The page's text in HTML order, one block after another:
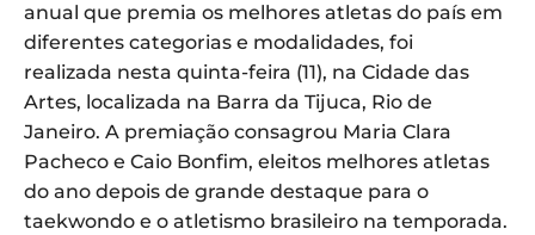
anual que premia os melhores atletas do país em
diferentes categorias e modalidades, foi
realizada nesta quinta-feira (11), na Cidade das
Artes, localizada na Barra da Tijuca, Rio de
Janeiro. A premiação consagrou Maria Clara
Pacheco e Caio Bonfim, eleitos melhores atletas
do ano depois de grande destaque para o
taekwondo e o atletismo brasileiro na temporada.